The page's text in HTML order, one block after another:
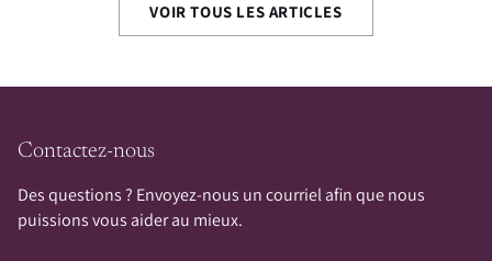
VOIR TOUS LES ARTICLES
Contactez-nous
Des questions ? Envoyez-nous un courriel afin que nous
puissions vous aider au mieux.